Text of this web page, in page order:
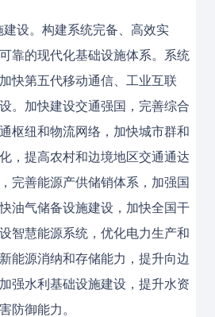
设。构建系统完备、高效实
靠的现代化基础设施体系。系统
快第五代移动通信、工业互联
。加快建设交通强国，完善综合
枢纽和物流网络，加快城市群和
，提高农村和边境地区交通通达
完善能源产供储销体系，加强国
油气储备设施建设，加快全国干
智慧能源系统，优化电力生产和
能源消纳和存储能力，提升向边
强水利基础设施建设，提升水资
防御能力。